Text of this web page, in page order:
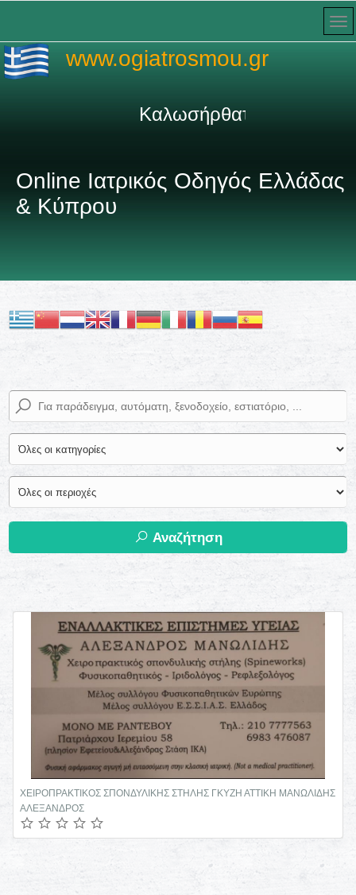
Online Ιατρικός Οδηγός Ελλάδας
& Κύπρου
www.ogiatrosmou.gr
Καλωσήρθατε στον
Αναζήτηση
ΧΕΙΡΟΠΡΑΚΤΙΚΟΣ ΣΠΟΝΔΥΛΙΚΗΣ ΣΤΗΛΗΣ ΓΚΥΖΗ ΑΤΤΙΚΗ ΜΑΝΩΛΙΔΗΣ
ΑΛΕΞΑΝΔΡΟΣ